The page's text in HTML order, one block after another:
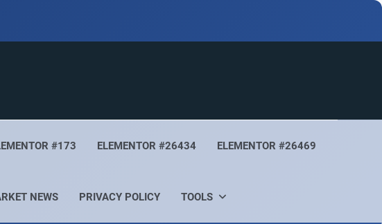
#173 ELEMENTOR #26434 ELEMENTOR #26469
NEWS PRIVACY POLICY TOOLS